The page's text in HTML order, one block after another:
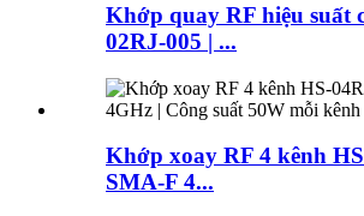
Khớp quay RF hiệu suất
02RJ-005 | ...
Khớp xoay RF 4 kênh
SMA-F 4...